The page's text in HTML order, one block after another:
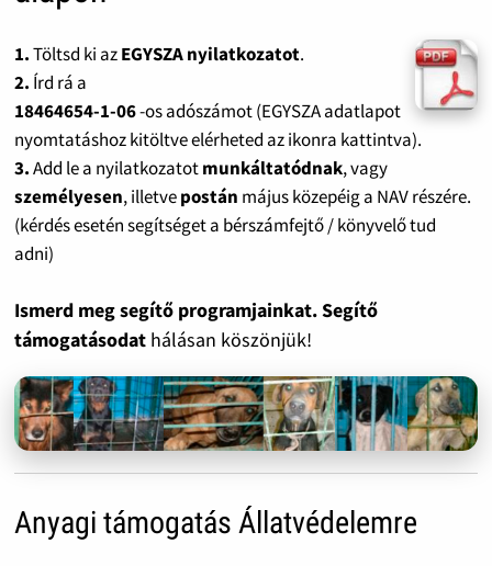
1.Töltsd ki azEGYSZA nyilatkozatot.
2. Írd rá a
18464654-1-06-os adószámot (EGYSZA adatlapot
nyomtatáshoz kitöltve elérheted az ikonra kattintva).
3.Add le a nyilatkozatotmunkáltatódnak, vagy
személyesen, illetvepostán május közepéig a NAV részére.
(kérdés esetén segítséget a bérszámfejtő / könyvelő tud
adni)
Ismerd meg segítő programjainkat. Segítő
támogatásodat hálásan köszönjük!
Anyagi támogatás Állatvédelemre